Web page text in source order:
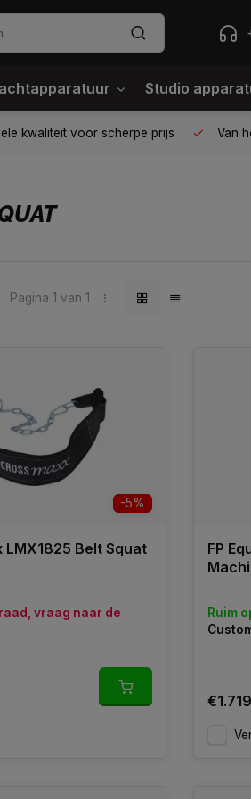
Studio
kwaliteit voor scherpe prijs Van
Pagina 1 van 1
-5%
LMX1825 Belt Squat
vraag naar de
FP
Ruim